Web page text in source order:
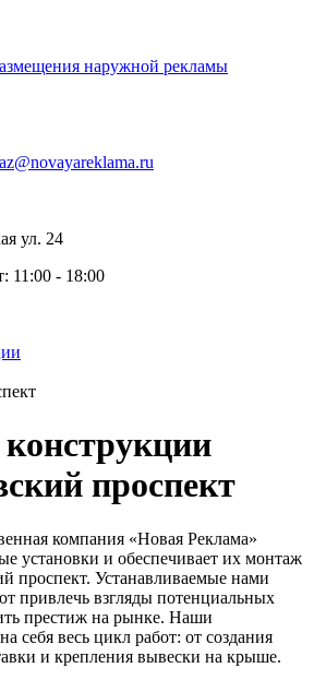
наружной рекламы
ул. 24
11:00 - 18:00
проспект
компания «Новая Реклама»
установки и обеспечивает их монтаж
проспект. Устанавливаемые нами
привлечь взгляды потенциальных
престиж на рынке. Наши
себя весь цикл работ: от создания
и крепления вывески на крыше.